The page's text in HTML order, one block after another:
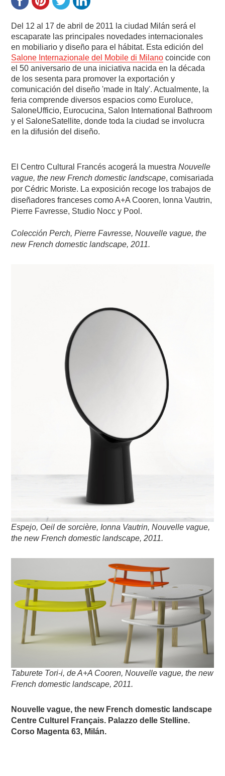
Del 12 al 17 de abril de 2011 la ciudad Milán será el
escaparate las principales novedades internacionales
en mobiliario y diseño para el hábitat. Esta edición del
Salone Internazionale del Mobile di Milano coincide con
el 50 aniversario de una iniciativa nacida en la década
de los sesenta para promover la exportación y
comunicación del diseño 'made in Italy'. Actualmente, la
feria comprende diversos espacios como Euroluce,
SaloneUfficio, Eurocucina, Salon International Bathroom
y el SaloneSatellite, donde toda la ciudad se involucra
en la difusión del diseño.
El Centro Cultural Francés acogerá la muestraNouvelle
vague, the new French domestic landscape, comisariada
por Cédric Moriste. La exposición recoge los trabajos de
diseñadores franceses como A+A Cooren, Ionna Vautrin,
Pierre Favresse, Studio Nocc y Pool.
Colección Perch, Pierre Favresse, Nouvelle vague, the
new French domestic landscape, 2011.
Espejo, Oeil de sorcière, Ionna Vautrin, Nouvelle vague,
the new French domestic landscape, 2011.
Taburete Tori-i, de A+A Cooren, Nouvelle vague, the new
French domestic landscape, 2011.
Nouvelle vague, the new French domestic landscape
Centre Culturel Français. Palazzo delle Stelline.
Corso Magenta 63, Milán.